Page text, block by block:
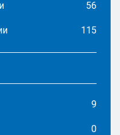
56
115
9
0